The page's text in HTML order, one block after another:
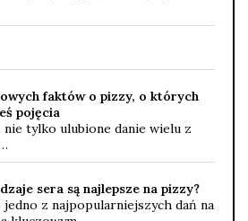
faktów o pizzy, o których
pojęcia
nie tylko ulubione danie wielu z
sera są najlepsze na pizzy?
z najpopularniejszych dań na